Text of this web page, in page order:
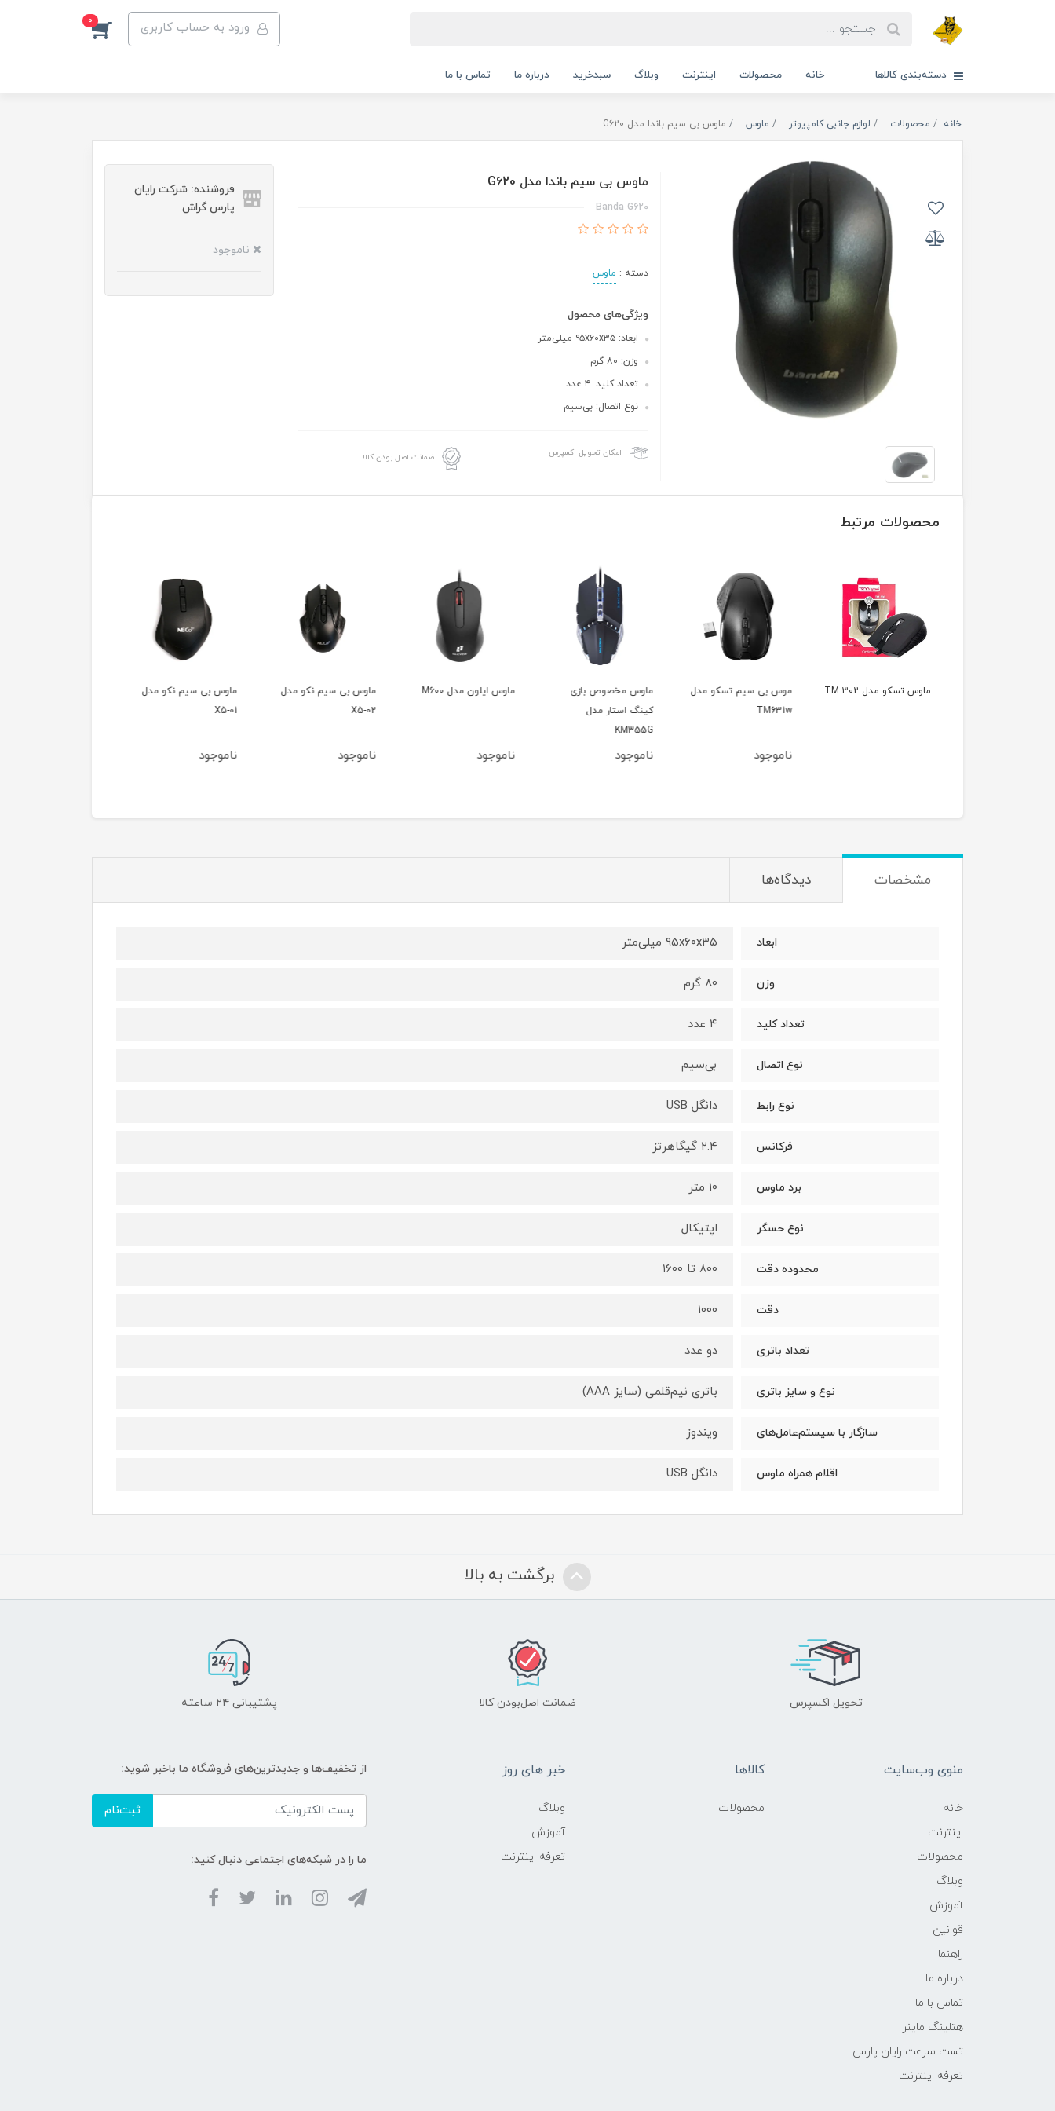
ورود به حساب کاربری 0
دسته‌بندی کالاها خانه محصولات اینترنت وبلاگ سبدخرید درباره ما تماس با ما
خانه محصولات لوازم جانبی کامپیوتر ماوس ماوس بی سیم باندا مدل G620
ماوس بی سیم باندا مدل G620
Banda G620
دسته : ماوس
ویژگی‌های محصول
ابعاد: ۹۵x۶۰x۳۵ میلی‌متر
وزن: ۸۰ گرم
تعداد کلید: ۴ عدد
نوع اتصال: بی‌سیم
امکان تحویل اکسپرس ضمانت اصل بودن کالا
فروشنده: شرکت رایان
پارس گراش
ناموجود
محصولات مرتبط
موس بی سیم تسکو مدل
ماوس مخصوص بازی
کینگ استار مدل
ناموجود
ماوس ایلون مدل M600
ناموجود
ماوس بی سیم نکو مدل
ناموجود
ماوس بی سیم نکو مدل
X5-01
ناموجود
ماوس مخصوص بازی مدل
X7
ناموجود
مشخصات دیدگاه‌ها
ابعاد ۹۵x۶۰x۳۵ میلی‌متر
وزن ۸۰ گرم
تعداد کلید ۴ عدد
نوع اتصال بی‌سیم
نوع رابط دانگل USB
فرکانس ۲.۴ گیگاهرتز
برد ماوس ۱۰ متر
نوع حسگر اپتیکال
محدوده دقت ۸۰۰ تا ۱۶۰۰
دقت ۱۰۰۰
تعداد باتری دو عدد
نوع و سایز باتری باتری نیم‌قلمی (سایز AAA)
سازگار با سیستم‌عامل‌های ویندوز
اقلام همراه ماوس دانگل USB
برگشت به بالا
تحویل اکسپرس ضمانت اصل‌بودن کالا پشتیبانی ۲۴ ساعته
منوی وب‌سایت
خانه
اینترنت
محصولات
وبلاگ
آموزش
قوانین
راهنما
درباره ما
تماس با ما
هتلینگ ماینر
تست سرعت رایان پارس
تعرفه اینترنت
کالاها
محصولات
خبر های روز
وبلاگ
آموزش
تعرفه اینترنت
از تخفیف‌ها و جدیدترین‌های فروشگاه ما باخبر شوید:
ثبت‌نام
ما را در شبکه‌های اجتماعی دنبال کنید: